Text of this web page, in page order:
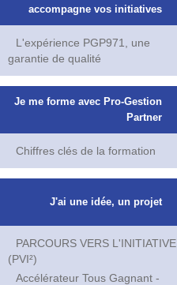
accompagne vos initiatives
L'expérience PGP971, une
garantie de qualité
Je me forme avec Pro-Gestion
Partner
Chiffres clés de la formation
J'ai une idée, un projet
PARCOURS VERS L'INITIATIVE
(PVI²)
Accélérateur Tous Gagnant -